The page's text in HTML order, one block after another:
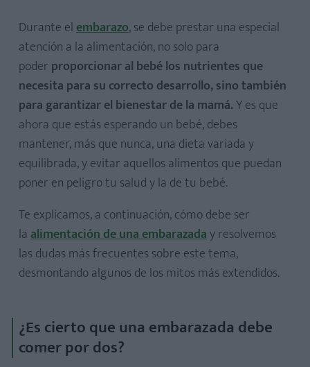
Durante elembarazo, se debe prestar una especial
atención a la alimentación, no solo para
poder proporcionar al bebé los nutrientes que
necesita para su correcto desarrollo, sino también
para garantizar el bienestar de la mamá.Y es que
ahora que estás esperando un bebé, debes
mantener, más que nunca, una dieta variada y
equilibrada, y evitar aquellos alimentos que puedan
poner en peligro tu salud y la de tu bebé.
Te explicamos, a continuación, cómo debe ser
la alimentación de una embarazaday resolvemos
las dudas más frecuentes sobre este tema,
desmontando algunos de los mitos más extendidos.
¿Es cierto que una embarazada debe
comer por dos?